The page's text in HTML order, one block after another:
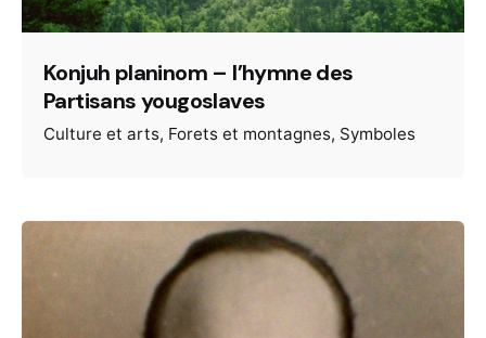
Konjuh planinom – l’hymne des
Partisans yougoslaves
Culture et arts Forets et montagnes Symboles